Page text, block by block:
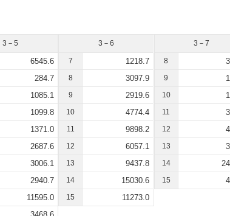
3－5
6545.6
284.7
1085.1
1099.8
1371.0
2687.6
3006.1
2940.7
11595.0
3－6
7 1218.7
8 3097.9
9 2919.6
10 4774.4
11 9898.2
12 6057.1
13 9437.8
14 15030.6
15 11273.0
3－7
8
9
10
11
12
13
14
15